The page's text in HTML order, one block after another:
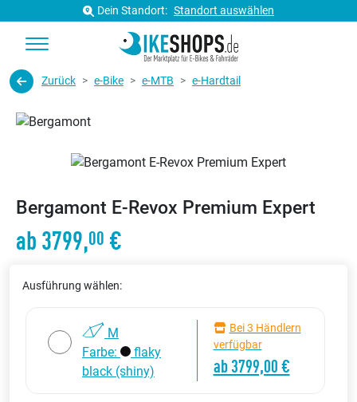
Dein Standort: Standort auswählen
Zurück e-Bike e-MTB e-Hardtail
Bergamont E-Revox Premium Expert
ab 3799,00 €
Ausführung wählen:
M
Farbe:
flaky
black (shiny)
Bei 3 Händlern
verfügbar
ab 3799,00 €